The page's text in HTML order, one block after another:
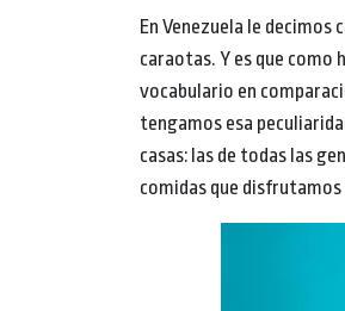
En Venezuela le
caraotas. Y es que
vocabulario en
tengamos esa
casas: las de todas las
comidas que disfrutamos